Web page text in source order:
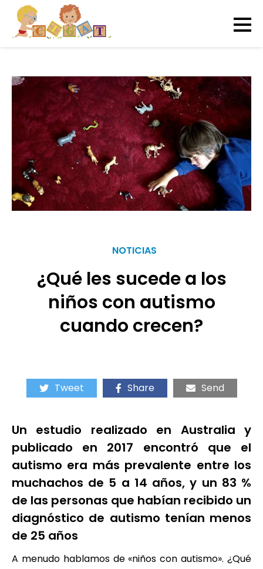
NOTICIAS
¿Qué les sucede a los
niños con autismo
cuando crecen?
Tweet Share Send
Un estudio realizado en Australia y
publicado en 2017 encontró que el
autismo era más prevalente entre los
muchachos de 5 a 14 años, y un 83 %
de las personas que habían recibido un
diagnóstico de autismo tenían menos
de 25 años
A menudo hablamos de «niños con autismo». ¿Qué